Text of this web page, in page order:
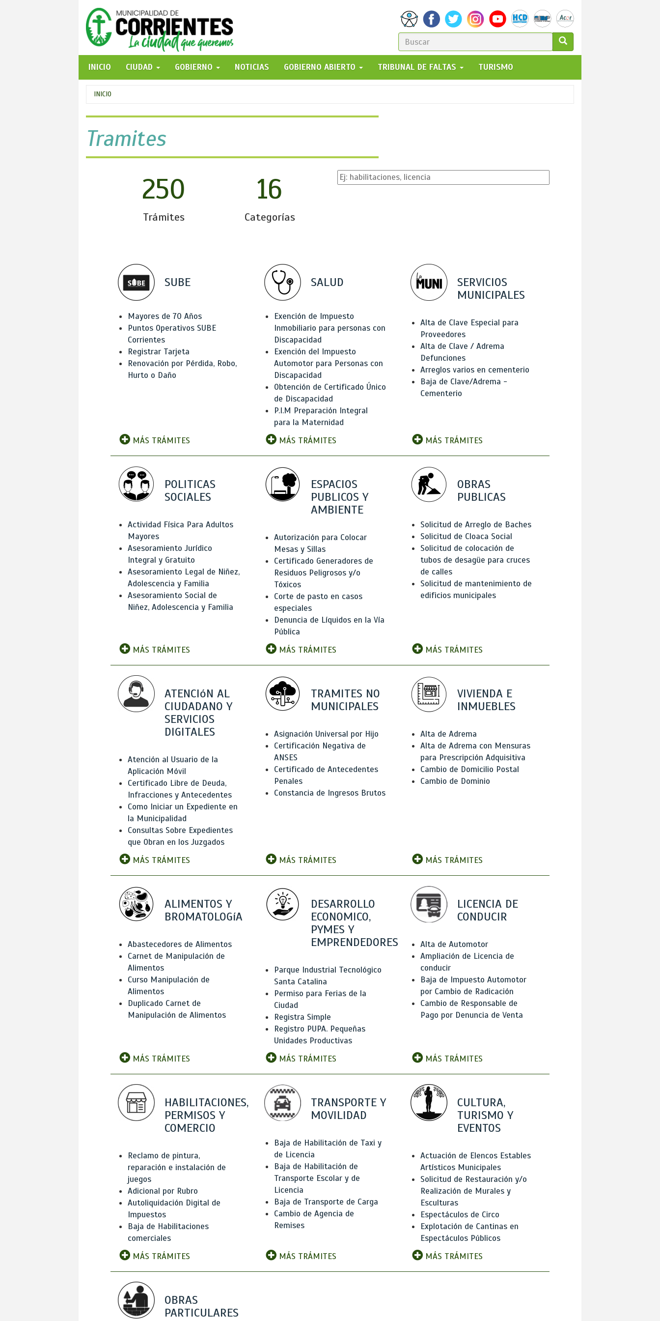
FORMULARIO
DE
BÚSQUEDA
GO!
INICIO
CIUDAD GOBIERNO NOTICIAS GOBIERNO ABIERTO TRIBUNAL DE FALTAS TURISMO
Se
encuentra
usted
aquí
INICIO
Tramites
250
Trámites
16
Categorías
SUBE
Mayores de 70 Años
Puntos Operativos SUBE
Corrientes
Registrar Tarjeta
Renovación por Pérdida, Robo,
Hurto o Daño
MÁS TRÁMITES
SALUD
Exención de Impuesto
Inmobiliario para personas con
Discapacidad
Exención del Impuesto
Automotor para Personas con
Discapacidad
Obtención de Certificado Único
de Discapacidad
P.I.M Preparación Integral
para la Maternidad
MÁS TRÁMITES
SERVICIOS
MUNICIPALES
Alta de Clave Especial para
Proveedores
Alta de Clave / Adrema
Defunciones
Arreglos varios en cementerio
Baja de Clave/Adrema -
Cementerio
MÁS TRÁMITES
POLITICAS
SOCIALES
Actividad Física Para Adultos
Mayores
Asesoramiento Jurídico
Integral y Gratuito
Asesoramiento Legal de Niñez,
Adolescencia y Familia
Asesoramiento Social de
Niñez, Adolescencia y Familia
MÁS TRÁMITES
ESPACIOS
PUBLICOS Y
AMBIENTE
Autorización para Colocar
Mesas y Sillas
Certificado Generadores de
Residuos Peligrosos y/o
Tóxicos
Corte de pasto en casos
especiales
Denuncia de Líquidos en la Vía
Pública
MÁS TRÁMITES
OBRAS
PUBLICAS
Solicitud de Arreglo de Baches
Solicitud de Cloaca Social
Solicitud de colocación de
tubos de desagüe para cruces
de calles
Solicitud de mantenimiento de
edificios municipales
MÁS TRÁMITES
ATENCIóN AL
CIUDADANO Y
SERVICIOS
DIGITALES
Atención al Usuario de la
Aplicación Móvil
Certificado Libre de Deuda,
Infracciones y Antecedentes
Como Iniciar un Expediente en
la Municipalidad
Consultas Sobre Expedientes
que Obran en los Juzgados
MÁS TRÁMITES
TRAMITES NO
MUNICIPALES
Asignación Universal por Hijo
Certificación Negativa de
ANSES
Certificado de Antecedentes
Penales
Constancia de Ingresos Brutos
MÁS TRÁMITES
VIVIENDA E
INMUEBLES
Alta de Adrema
Alta de Adrema con Mensuras
para Prescripción Adquisitiva
Cambio de Domicilio Postal
Cambio de Dominio
MÁS TRÁMITES
ALIMENTOS Y
BROMATOLOGíA
Abastecedores de Alimentos
Carnet de Manipulación de
Alimentos
Curso Manipulación de
Alimentos
Duplicado Carnet de
Manipulación de Alimentos
MÁS TRÁMITES
DESARROLLO
ECONOMICO,
PYMES Y
EMPRENDEDORES
Parque Industrial Tecnológico
Santa Catalina
Permiso para Ferias de la
Ciudad
Registra Simple
Registro PUPA. Pequeñas
Unidades Productivas
MÁS TRÁMITES
LICENCIA DE
CONDUCIR
Alta de Automotor
Ampliación de Licencia de
conducir
Baja de Impuesto Automotor
por Cambio de Radicación
Cambio de Responsable de
Pago por Denuncia de Venta
MÁS TRÁMITES
HABILITACIONES,
PERMISOS Y
COMERCIO
Reclamo de pintura,
reparación e instalación de
juegos
Adicional por Rubro
Autoliquidación Digital de
Impuestos
Baja de Habilitaciones
comerciales
MÁS TRÁMITES
TRANSPORTE Y
MOVILIDAD
Baja de Habilitación de Taxi y
de Licencia
Baja de Habilitación de
Transporte Escolar y de
Licencia
Baja de Transporte de Carga
Cambio de Agencia de
Remises
MÁS TRÁMITES
CULTURA,
TURISMO Y
EVENTOS
Actuación de Elencos Estables
Artísticos Municipales
Solicitud de Restauración y/o
Realización de Murales y
Esculturas
Espectáculos de Circo
Explotación de Cantinas en
Espectáculos Públicos
MÁS TRÁMITES
OBRAS
PARTICULARES